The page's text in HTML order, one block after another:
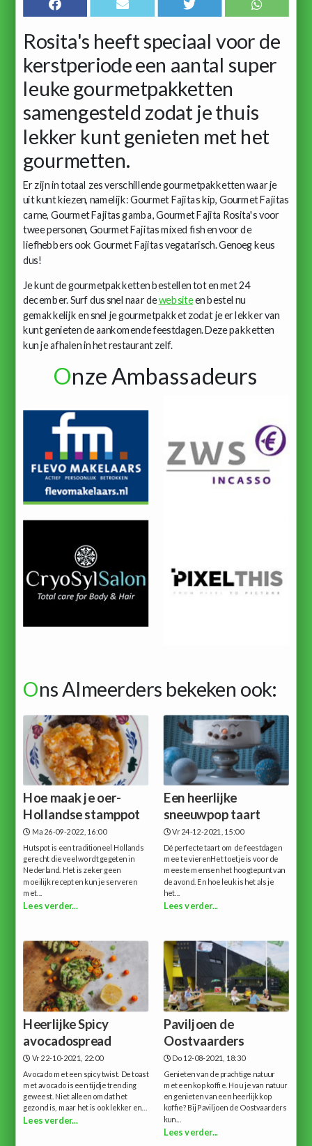
Rosita's heeft speciaal voor de
kerstperiode een aantal super
leuke gourmetpakketten
samengesteld zodat je thuis
lekker kunt genieten met het
gourmetten.
Er zijn in totaal zes verschillende gourmetpakketten waar je
uit kunt kiezen, namelijk: Gourmet Fajitas kip, Gourmet Fajitas
carne, Gourmet Fajitas gamba, Gourmet Fajita Rosita's voor
twee personen, Gourmet Fajitas mixed fish en voor de
liefhebbers ook Gourmet Fajitas vegatarisch. Genoeg keus
dus!
Je kunt de gourmetpakketten bestellen tot en met 24
december. Surf dus snel naar dewebsiteen bestel nu
gemakkelijk en snel je gourmetpakket zodat je er lekker van
kunt genieten de aankomende feestdagen. Deze pakketten
kun je afhalen in het restaurant zelf.
Onze Ambassadeurs
Ons Almeerders bekeken ook:
Hoe maak je oer-
Hollandse stamppot
Ma 26-09-2022, 16:00
Hutspot is een traditioneel Hollands
gerecht die veel wordt gegeten in
Nederland. Het is zeker geen
moeilijk recept en kun je serveren
met...
Lees verder...
Een heerlijke
sneeuwpop taart
Vr 24-12-2021, 15:00
Dé perfecte taart om de feestdagen
mee te vierenHet toetje is voor de
meeste mensen het hoogtepunt van
de avond. En hoe leuk is het als je
het...
Lees verder...
Heerlijke Spicy
avocadospread
Vr 22-10-2021, 22:00
Avocado met een spicy twist. De toast
met avocado is een tijdje trending
geweest. Niet alleen omdat het
gezond is, maar het is ook lekker en...
Lees verder...
Paviljoen de
Oostvaarders
Do 12-08-2021, 18:30
Genieten van de prachtige natuur
met een kop koffie. Hou je van natuur
en genieten van een heerlijk kop
koffie? Bij Paviljoen de Oostvaarders
kun...
Lees verder...